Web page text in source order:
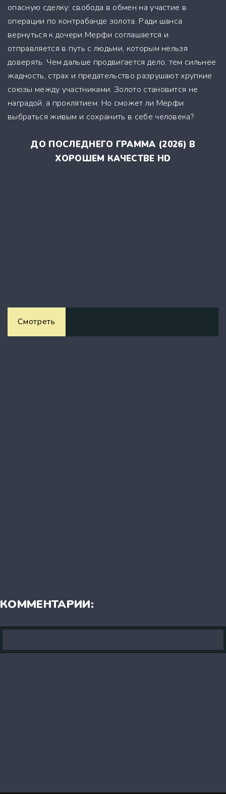
опасную сделку: свобода в обмен на участие в
операции по контрабанде золота. Ради шанса
вернуться к дочери Мерфи соглашается и
отправляется в путь с людьми, которым нельзя
доверять. Чем дальше продвигается дело, тем сильнее
жадность, страх и предательство разрушают хрупкие
союзы между участниками. Золото становится не
наградой, а проклятием. Но сможет ли Мерфи
выбраться живым и сохранить в себе человека?
ДО ПОСЛЕДНЕГО ГРАММА (2026) В
ХОРОШЕМ КАЧЕСТВЕ HD
Смотреть
КОММЕНТАРИИ: